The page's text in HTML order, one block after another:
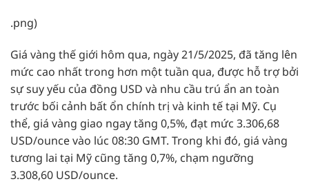
.png)
Giá vàng thế giới hôm qua, ngày 21/5/2025, đã tăng lên
mức cao nhất trong hơn một tuần qua, được hỗ trợ bởi
sự suy yếu của đồng USD và nhu cầu trú ẩn an toàn
trước bối cảnh bất ổn chính trị và kinh tế tại Mỹ. Cụ
thể, giá vàng giao ngay tăng 0,5%, đạt mức 3.306,68
USD/ounce vào lúc 08:30 GMT. Trong khi đó, giá vàng
tương lai tại Mỹ cũng tăng 0,7%, chạm ngưỡng
3.308,60 USD/ounce.